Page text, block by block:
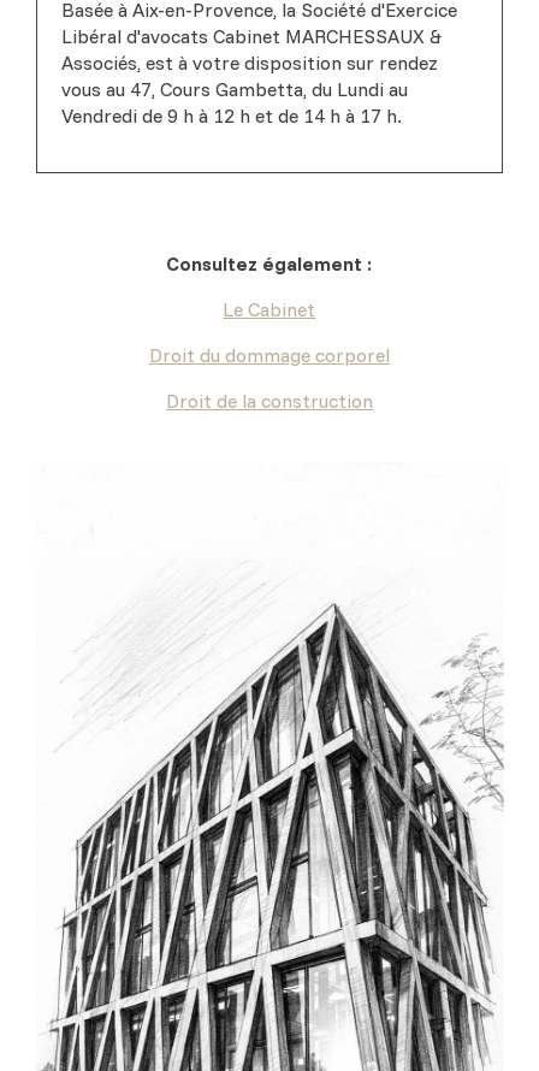
Basée à Aix-en-Provence, la Société d'Exercice
Libéral d'avocats Cabinet MARCHESSAUX &
Associés, est à votre disposition sur rendez
vous au 47, Cours Gambetta, du Lundi au
Vendredi de 9 h à 12 h et de 14 h à 17 h.
Consultez également :
Le Cabinet
Droit du dommage corporel
Droit de la construction
Exposez-nous votre situation en
remplissant le formulaire ci-dessous ;
nous vous recontacterons dans les
meilleurs délais.
*
Prénom
Téléphone*